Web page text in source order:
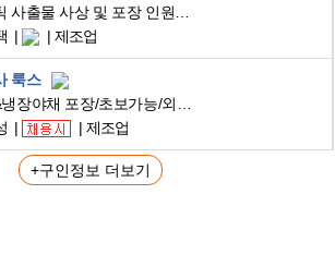
플라스틱 사출물 사상 및 포장 인원급구(주야2주2교대)
제조업
룩스
밀키트&냉장야채 포장/초보가능/외국인환영/F비자
제조업
+구인정보 더보기